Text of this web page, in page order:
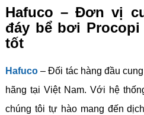
Hafuco – Đơn vị
đáy bể bơi
tốt
Hafuco– Đối tác hàng đầu
hãng tại Việt Nam. Với hệ
chúng tôi tự hào mang đến